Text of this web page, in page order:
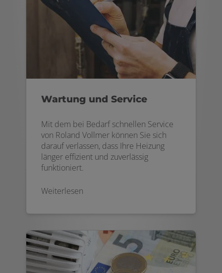
Wartung und Service
Mit dem bei Bedarf schnellen Service
von Roland Vollmer können Sie sich
darauf verlassen, dass Ihre Heizung
länger effizient und zuverlässig
funktioniert.
Weiterlesen